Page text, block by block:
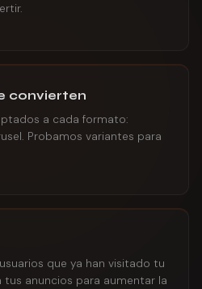
convierten
a cada formato:
Probamos variantes para
que ya han visitado tu
anuncios para aumentar la